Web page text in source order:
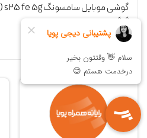
گیگابایت